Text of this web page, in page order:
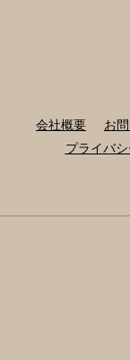
会社概要 お
プライバ